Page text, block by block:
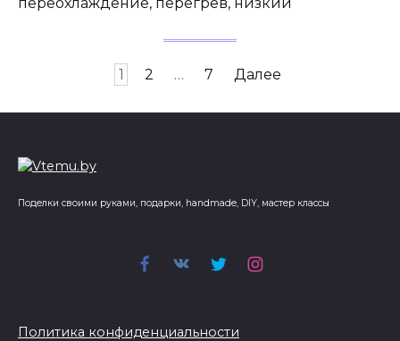
1 2 … 7 Далее
Поделки своими руками, подарки, handmade, DIY, мастер классы
Политика конфиденциальности